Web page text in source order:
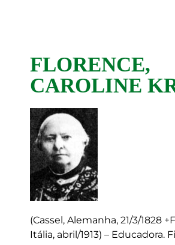
FLORENCE,
CAROLINE
(Cassel, Alemanha, 21/3/1828
Itália, abril/1913) – Educadora.